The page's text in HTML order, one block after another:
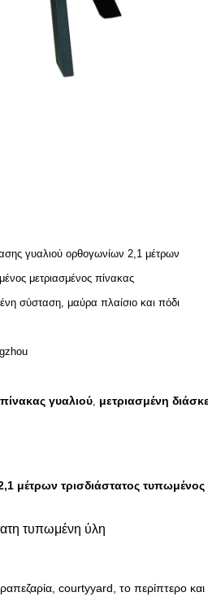
γυαλιού ορθογωνίων 2,1 μέτρων
μετριασμένος πίνακας
σύσταση, μαύρα πλαίσιο και πόδι
γυαλιού, μετριασμένη
μέτρων τρισδιάστατος τυπωμένος
τυπωμένη ύλη
courtyyard, το περίπτερο